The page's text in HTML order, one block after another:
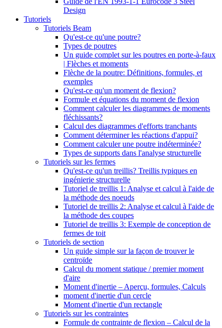
Design
Tutoriels
Tutoriels Beam
Qu'est-ce qu'une poutre?
Types de poutres
Un guide complet sur les poutres en porte-à-faux
| Flèches et moments
Flèche de la poutre: Définitions, formules, et
exemples
Qu'est-ce qu'un moment de flexion?
Formule et équations du moment de flexion
Comment calculer les diagrammes de moments
fléchissants?
Calcul des diagrammes d'efforts tranchants
Comment déterminer les réactions d'appui?
Comment calculer une poutre indéterminée?
Types de supports dans l'analyse structurelle
Tutoriels sur les fermes
Qu'est-ce qu'un treillis? Treillis typiques en
ingénierie structurelle
Tutoriel de treillis 1: Analyse et calcul à l'aide de
la méthode des noeuds
Tutoriel de treillis 2: Analyse et calcul à l'aide de
la méthode des coupes
Tutoriel de treillis 3: Exemple de conception de
fermes de toit
Tutoriels de section
Un guide simple sur la façon de trouver le
centroïde
Calcul du moment statique / premier moment
d'aire
Moment d'inertie – Aperçu, formules, Calculs
moment d'inertie d'un cercle
Moment d'inertie d'un rectangle
Tutoriels sur les contraintes
Formule de contrainte de flexion – Calcul de la